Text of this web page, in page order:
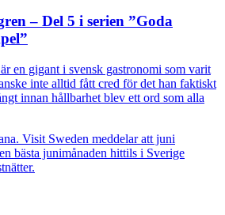
– Del 5 i serien ”Goda
en gigant i svensk gastronomi som varit
inte alltid fått cred för det han faktiskt
innan hållbarhet blev ett ord som alla